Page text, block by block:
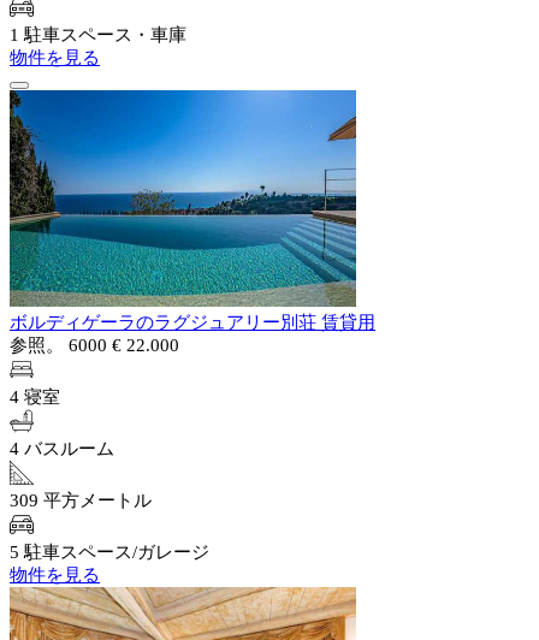
1 駐車スペース・車庫
物件を見る
ボルディゲーラのラグジュアリー別荘 賃貸用
参照。 6000 € 22.000
4 寝室
4 バスルーム
309 平方メートル
5 駐車スペース/ガレージ
物件を見る